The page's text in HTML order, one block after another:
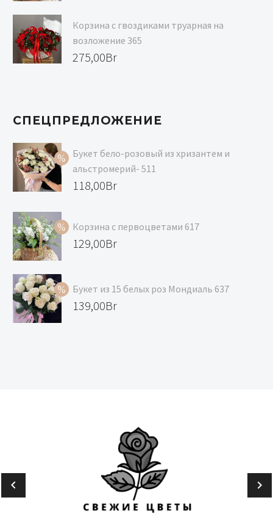
составляла
139,00Br.
цена:
129,00Br.
Корзина с гвоздиками труарная на
возложение 365
275,00Br
СПЕЦПРЕДЛОЖЕНИЕ
Букет бело-розовый из хризантем и
альстромерий- 511
Первоначальная
составляла
129,00Br.
118,00Br
цена:
118,00Br.
Корзина с первоцветами 617
Первоначальная
139,00Br.
129,00Br
129,00Br.
Букет из 15 белых роз Мондиаль 637
Первоначальная
139,00Br